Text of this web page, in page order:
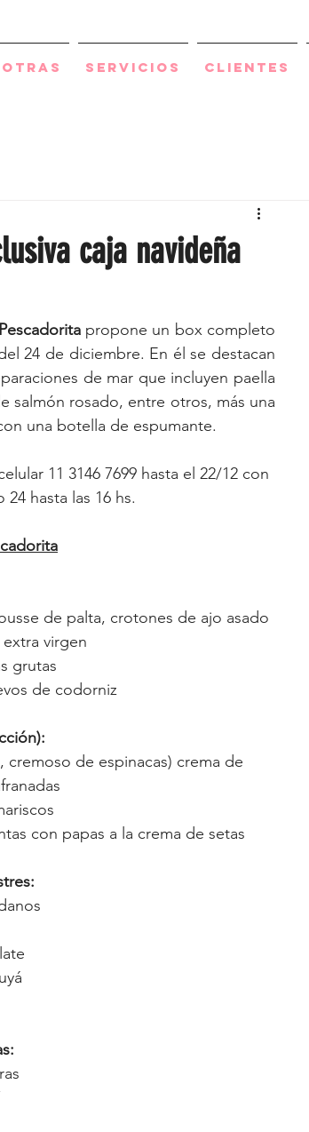
Servicios Clientes
caja navideña
propone un box completo
24 de diciembre. En él se destacan
de mar que incluyen paella
salmón rosado, entre otros, más una
una botella de espumante.
11 3146 7699 hasta el 22/12 con
hasta las 16 hs.
de palta, crotones de ajo asado
virgen
grutas
de codorniz
de espinacas) crema de
con papas a la crema de setas